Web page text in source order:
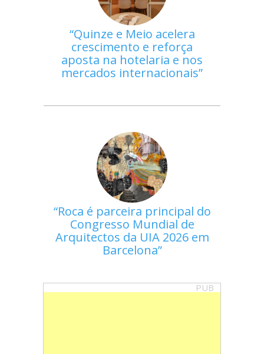
Quinze e Meio acelera
crescimento e reforça
aposta na hotelaria e nos
mercados internacionais
Roca é parceira principal do
Congresso Mundial de
Arquitectos da UIA 2026 em
Barcelona
PUB